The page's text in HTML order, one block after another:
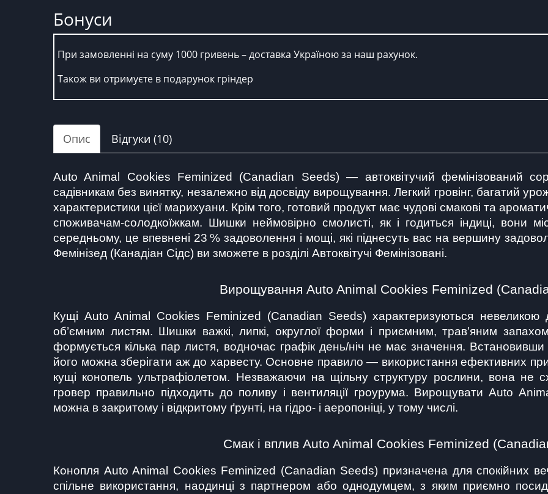
Бонуси
При замовленні на суму 1000 гривень – доставка Україною за наш рахунок.
Також ви отримуєте в подарунок гріндер
Опис Відгуки (10)
Auto Animal Cookies Feminized (Canadian Seeds) — автоквітучий фемінізований
садівникам без винятку, незалежно від досвіду вирощування. Легкий гровінг, багатий
характеристики цієї марихуани. Крім того, готовий продукт має чудові смакові та
споживачам-солодкоїжкам. Шишки неймовірно смолисті, як і годиться індиці, вони
середньому, це впевнені 23 % задоволення і мощі, які піднесуть вас на вершину
Фемінізед (Канадіан Сідс) ви зможете в розділі Автоквітучі Фемінізовані.
Вирощування Auto Animal Cookies Feminized
Кущі Auto Animal Cookies Feminized (Canadian Seeds) характеризуються
об’ємним листям. Шишки важкі, липкі, округлої форми і приємним, трав’яним
формується кілька пар листя, водночас графік день/ніч не має значення.
його можна зберігати аж до харвесту. Основне правило — використання ефективних
кущі конопель ультрафіолетом. Незважаючи на щільну структуру рослини, вона не
гровер правильно підходить до поливу і вентиляції гроурума. Вирощувати Auto
можна в закритому і відкритому ґрунті, на гідро- і аеропоніці, у тому числі.
Смак і вплив Auto Animal Cookies Feminized
Конопля Auto Animal Cookies Feminized (Canadian Seeds) призначена для спокійних
спільне використання, наодинці з партнером або однодумцем, з яким приємно